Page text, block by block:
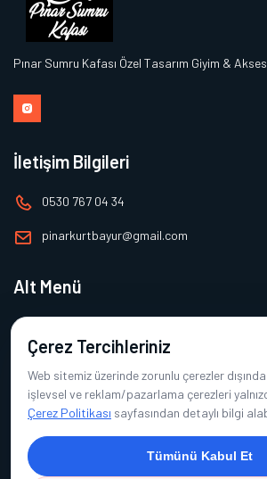
Pınar Sumru Kafası Özel Tasarım Giyim &
İletişim Bilgileri
0530 767 04 34
pinarkurtbayur@gmail.com
Alt Menü
Ana Sayfa
Hakkımızda
Ürünlerimiz
Referanslarımız
İletişim
Çerez Tercihleriniz
Web sitemiz üzerinde zorunlu çerezler
işlevsel ve reklam/pazarlama çerezleri
Çerez Politikası sayfasından detaylı bilgi
Tümünü Kabul Et